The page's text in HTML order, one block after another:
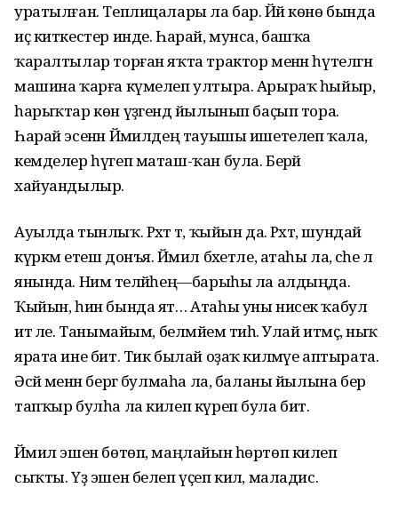
уратылған. Теплицалары ла бар. Йәй көнө бында
иҫ киткестер инде. Һарай, мунса, башҡа
ҡаралтылар торған яҡта трактор менән һүтелгән
машина ҡарға күмелеп ултыра. Арыраҡ һыйыр,
һарыҡтар көн үҙәгендә йылынып баҫып тора.
Һарай эсенән Йәмилдең тауышы ишетелеп ҡала,
кемделер һүгеп маташ-ҡан була. Берәй
хайуандылыр.
Ауылда тынлыҡ. Рәхәт тә, ҡыйын да. Рәхәт, шундай
күркәм етеш донъя. Йәмил бәхетле, атаһы ла, әсәһе лә
янында. Нимә теләйһең—барыһы ла алдыңда.
Ҡыйын, һин бында ят… Атаһы уны нисек ҡабул
итә әле. Танымайым, белмәйем тиһә. Улай итмәҫ, ныҡ
ярата ине бит. Тик былай оҙаҡ килмәүе аптырата.
Әсәй менән бергә булмаһа ла, баланы йылына бер
тапҡыр булһа ла килеп күреп була бит.
Йәмил эшен бөтөп, маңлайын һөртөп килеп
сыҡты. Үҙ эшен белеп үҫеп килә, маладис.